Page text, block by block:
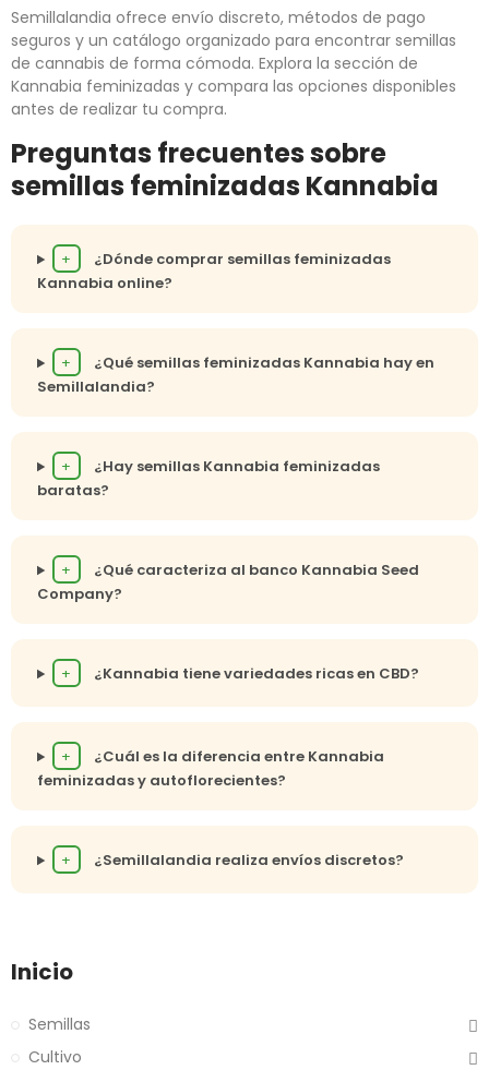
Semillalandia ofrece envío discreto, métodos de pago
seguros y un catálogo organizado para encontrar semillas
de cannabis de forma cómoda. Explora la sección de
Kannabia feminizadas y compara las opciones disponibles
antes de realizar tu compra.
Preguntas frecuentes sobre
semillas feminizadas Kannabia
+
¿Dónde comprar semillas feminizadas
Kannabia online?
+
¿Qué semillas feminizadas Kannabia hay en
Semillalandia?
+
¿Hay semillas Kannabia feminizadas
baratas?
+
¿Qué caracteriza al banco Kannabia Seed
Company?
+ ¿Kannabia tiene variedades ricas en CBD?
+
¿Cuál es la diferencia entre Kannabia
feminizadas y autoflorecientes?
+ ¿Semillalandia realiza envíos discretos?
Inicio
Semillas
Cultivo